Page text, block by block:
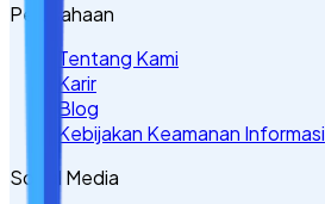
Perusahaan
Tentang Kami
Karir
Blog
Kebijakan Keamanan Informasi
Sosial Media